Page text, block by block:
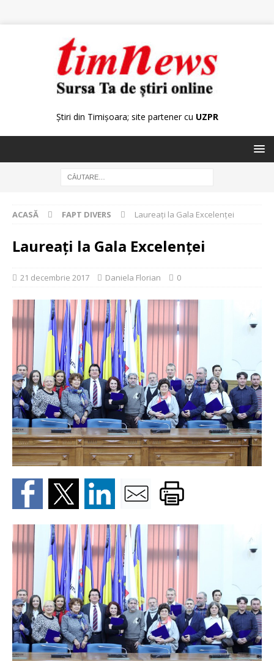
Știri din Timișoara; site partener cu UZPR
ACASĂ FAPT DIVERS Laureați la Gala Excelenței
Laureați la Gala Excelenței
21 decembrie 2017 Daniela Florian 0